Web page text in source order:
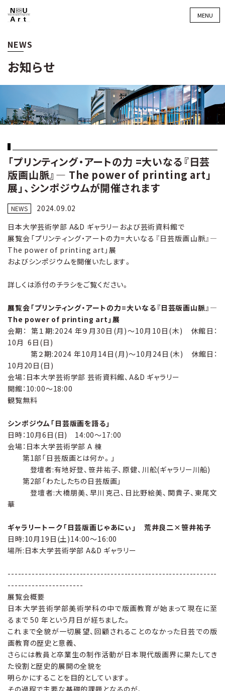
MENU
NEWS
お知らせ
「プリンティング・アートの力 =大いなる『日芸
版画山脈』― The power of printing art」
展」、シンポジウムが開催されます
NEWS
2024.09.02
日本大学芸術学部 A&D ギャラリーおよび芸術資料館で
展覧会「プリンティング・アートの力=大いなる『日芸版画山脈』―
The power of printing art」展
およびシンポジウムを開催いたします。
詳しくは添付のチラシをご覧ください。
展覧会「プリンティング・アートの力=大いなる『日芸版画山脈』―
The power of printing art」展
会期： 第１期:2024 年９月30日(月)〜10月10日(木) 休館日：
10月 6日(日)
第２期:2024 年10月14日(月)〜10月24日(木) 休館日：
10月20日(日)
会場：日本大学芸術学部 芸術資料館、A&D ギャラリー
開館：10:00〜18:00
観覧無料
シンポジウム「日芸版画を語る」
日時：10月6日(日) 14:00〜17:00
会場：日本大学芸術学部 A 棟
第1部「日芸版画とは何か。」
登壇者:有地好登、笹井祐子、原健、川舩(ギャラリー川船)
第2部「わたしたちの日芸版画」
登壇者:大橋朋美、早川克己、日比野絵美、関貴子、東尾文
華
ギャラリートーク「日芸版画じゃあにぃ」 荒井良二×笹井祐子
日時:10月19日(土)14:00〜16:00
場所:日本大学芸術学部 A&D ギャラリー
-------------------------------------------------------------
----------------------
展覧会概要
日本大学芸術学部美術学科の中で版画教育が始まって現在に至
るまで 50 年という月日が経ちました。
これまで全貌が一切展望、回顧されることのなかった日芸での版
画教育の歴史と意義、
さらには教員と卒業生の制作活動が日本現代版画界に果たしてき
た役割と歴史的展開の全貌を
明らかにすることを目的としています。
その過程で主要な基礎的課題となるのが、